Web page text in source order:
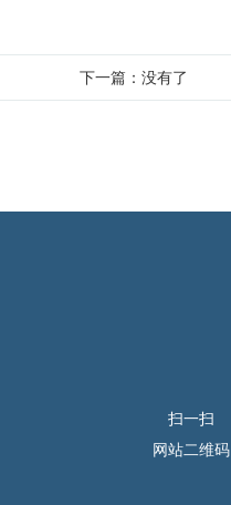
下一篇：没有了
扫一扫
网站二维码